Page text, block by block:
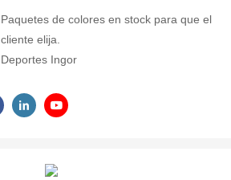
Paquetes de colores en stock para que el
cliente elija.
Deportes Ingor